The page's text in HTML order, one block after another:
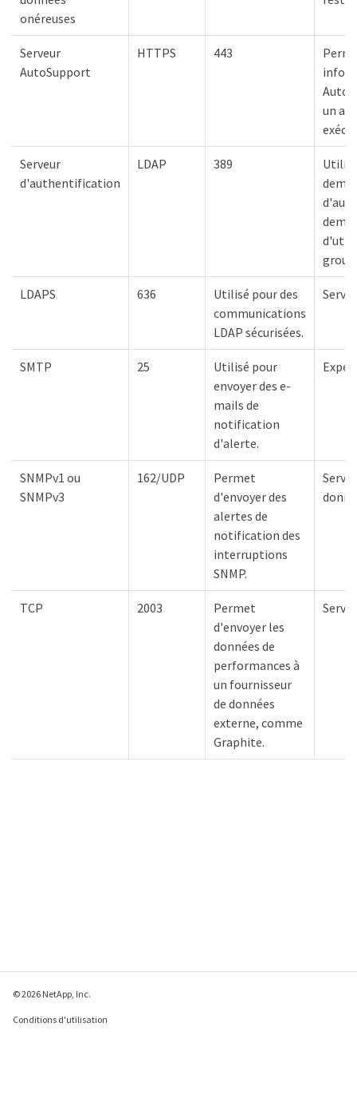
onéreuses
Serveur
AutoSupport
HTTPS 443
un
Serveur
d'authentification
LDAP 389
LDAPS 636
Utilisé pour des
communications
LDAP sécurisées.
SMTP 25
Utilisé pour
envoyer des e-
mails de
notification
d'alerte.
SNMPv1 ou
SNMPv3
162/UDP
Permet
d'envoyer des
alertes de
notification des
interruptions
SNMP.
TCP 2003
Permet
d'envoyer les
données de
performances à
un fournisseur
de données
externe, comme
Graphite.
© 2026 NetApp, Inc.
Conditions d'utilisation